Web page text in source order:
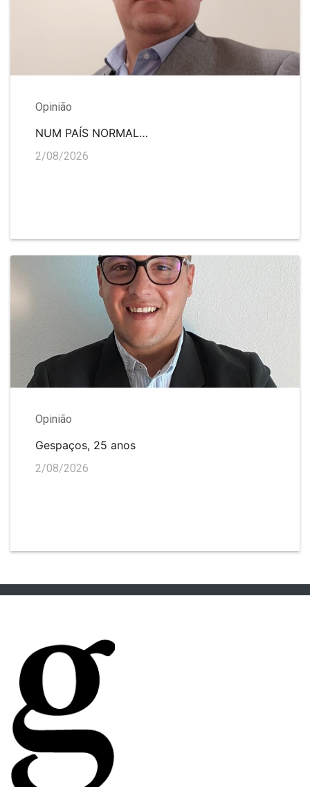
Opinião
NUM PAÍS NORMAL…
2/08/2026
Opinião
Gespaços, 25 anos
2/08/2026